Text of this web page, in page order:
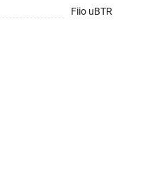
Fiio uBTR